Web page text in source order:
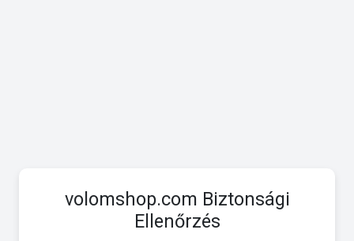
volomshop.com Biztonsági
Ellenőrzés